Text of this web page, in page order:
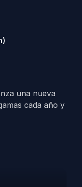
una nueva
cada año y